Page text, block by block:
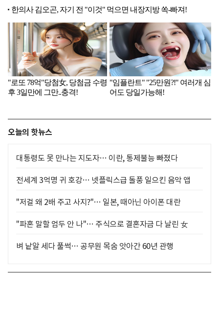
오늘의 핫뉴스
대통령도 못 만나는 지도자… 이란, 통제불능 빠졌다
전세계 3억명 귀 호강… 넷플릭스급 돌풍 일으킨 음악 앱
"저걸 왜 2배 주고 사지?"… 일본, 때아닌 아이폰 대란
"파혼 말할 엄두 안 나"… 주식으로 결혼자금 다 날린 女
벼 낱알 세다 풀썩… 공무원 목숨 앗아간 60년 관행